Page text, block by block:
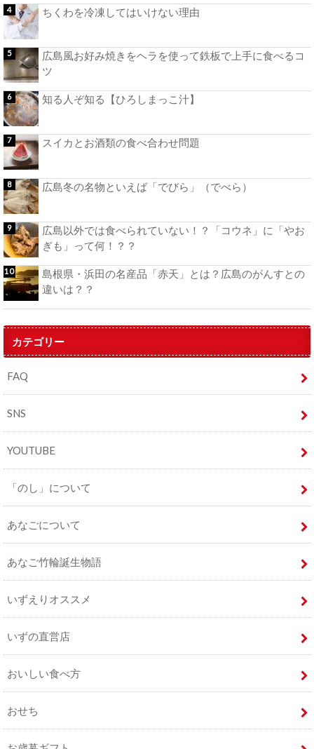
ちくわを冷凍してはいけない理由
広島風お好み焼きをヘラを使って鉄板で上手に食べるコ
ツ
知る人ぞ知る【ひろしまっこ汁】
スイカとお酒類の食べ合わせ問題
広島冬の名物といえば「でびら」（でべら）
広島以外では食べられていない！？「コウネ」に「やお
ぎも」って何！？？
島根県・浜田の名産品「赤天」とは？広島のがんすとの
違いは？？
カテゴリー
FAQ
SNS
YOUTUBE
「のし」について
あなごについて
あなご竹輪誕生物語
いずえりオススメ
いずの直営店
おいしい食べ方
おせち